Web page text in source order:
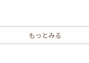
もっとみる